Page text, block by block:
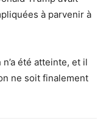
à parvenir à
été atteinte, et il
ne soit finalement